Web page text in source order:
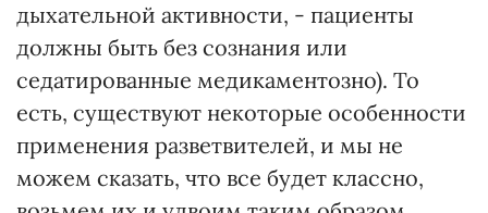
дыхательной активности, - пациенты
должны быть без сознания или
седатированные медикаментозно). То
есть, существуют некоторые особенности
применения разветвителей, и мы не
можем сказать, что все будет классно,